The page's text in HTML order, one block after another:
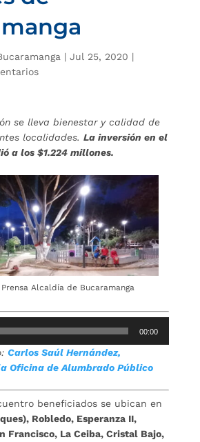
| Jul 25, 2020 |
se lleva bienestar y calidad de
localidades. La inversión en el
a los $1.224 millones.
Alcaldía de Bucaramanga
00:00
Carlos Saúl Hernández,
Oficina de Alumbrado Público
beneficiados se ubican en
Robledo, Esperanza II,
Francisco, La Ceiba, Cristal Bajo,